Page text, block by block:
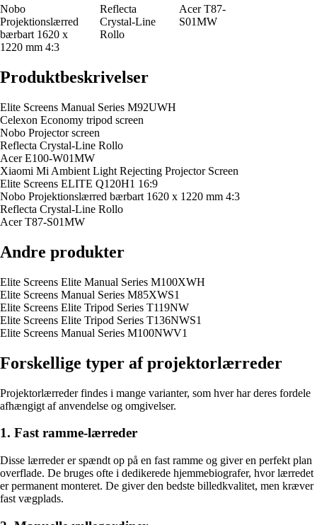
Nobo
Projektionslærred
bærbart 1620 x
1220 mm 4:3
Reflecta
Crystal-Line
Rollo
Acer T87-
S01MW
Produktbeskrivelser
Elite Screens Manual Series M92UWH
Celexon Economy tripod screen
Nobo Projector screen
Reflecta Crystal-Line Rollo
Acer E100-W01MW
Xiaomi Mi Ambient Light Rejecting Projector Screen
Elite Screens ELITE Q120H1 16:9
Nobo Projektionslærred bærbart 1620 x 1220 mm 4:3
Reflecta Crystal-Line Rollo
Acer T87-S01MW
Andre produkter
Elite Screens Elite Manual Series M100XWH
Elite Screens Manual Series M85XWS1
Elite Screens Elite Tripod Series T119NW
Elite Screens Elite Tripod Series T136NWS1
Elite Screens Manual Series M100NWV1
Forskellige typer af projektorlærreder
Projektorlærreder findes i mange varianter, som hver har deres fordele
afhængigt af anvendelse og omgivelser.
1. Fast ramme-lærreder
Disse lærreder er spændt op på en fast ramme og giver en perfekt plan
overflade. De bruges ofte i dedikerede hjemmebiografer, hvor lærredet
er permanent monteret. De giver den bedste billedkvalitet, men kræver
fast vægplads.